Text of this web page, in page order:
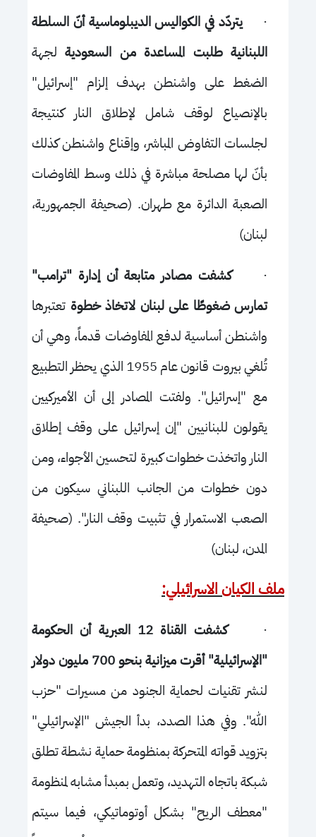
·يتردّد في الكواليس الديبلوماسية أنّ السلطة
اللبنانية طلبت المساعدة من السعوديةلجهة
الضغط على واشنطن بهدف إلزام "إسرائيل"
بالإنصياع لوقف شامل لإطلاق النار كنتيجة
لجلسات التفاوض المباشر، وإقناع واشنطن كذلك
بأنّ لها مصلحة مباشرة في ذلك وسط المفاوضات
الصعبة الدائرة مع طهران. (صحيفة الجمهورية،
لبنان)
·كشفت مصادر متابعة أن إدارة "ترامب"
تمارس ضغوطًا على لبنان لاتخاذ خطوة تعتبرها
واشنطن أساسية لدفع المفاوضات قدماً، وهي أن
تُلغي بيروت قانون عام 1955 الذي يحظر التطبيع
مع "إسرائيل". ولفتت المصادر إلى أن الأميركيين
يقولون للبنانيين "إن إسرائيل على وقف إطلاق
النار واتخذت خطوات كبيرة لتحسين الأجواء، ومن
دون خطوات من الجانب اللبناني سيكون من
الصعب الاستمرار في تثبيت وقف النار". (صحيفة
المدن، لبنان)
ملف الكيان الاسرائيلي:
·
كشفت القناة 12 العبرية أن الحكومة
"الإسرائيلية" أقرت ميزانية بنحو 700 مليون دولار
لنشر تقنيات لحماية الجنود من مسيرات "حزب
الله". وفي هذا الصدد، بدأ الجيش "الإسرائيلي"
بتزويد قواته المتحركة بمنظومة حماية نشطة تطلق
شبكة باتجاه التهديد، وتعمل بمبدأ مشابه لمنظومة
"معطف الريح" بشكل أوتوماتيكي، فيما سيتم